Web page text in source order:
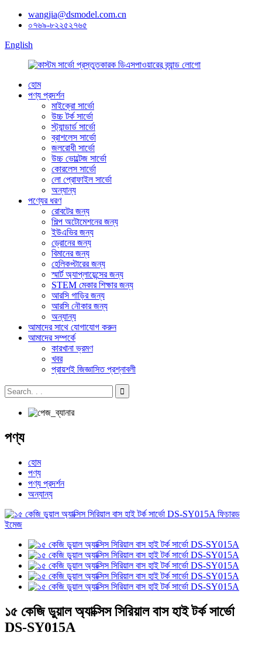
wangjia@dsmodel.com.cn
০৭৬৯-৮২২৫২৭৬৫
English
হোম
পণ্য প্রদর্শন
মাইক্রো সার্ভো
উচ্চ টর্ক সার্ভো
স্ট্যান্ডার্ড সার্ভো
ব্রাশলেস সার্ভো
জলরোধী সার্ভো
উচ্চ ভোল্টেজ সার্ভো
কোরলেস সার্ভো
লো প্রোফাইল সার্ভো
অন্যান্য
পণ্যের ধরণ
রোবটের জন্য
শিল্প অটোমেশনের জন্য
ইউএভির জন্য
ড্রোনের জন্য
বিমানের জন্য
হেলিকপ্টারের জন্য
স্মার্ট অ্যাপ্লায়েন্সের জন্য
STEM মেকার শিক্ষার জন্য
আরসি গাড়ির জন্য
আরসি নৌকার জন্য
অন্যান্য
আমাদের সাথে যোগাযোগ করুন
আমাদের সম্পর্কে
কারখানা ভ্রমণ
খবর
প্রায়শই জিজ্ঞাসিত প্রশ্নাবলী
পণ্য
হোম
পণ্য
পণ্য প্রদর্শন
অন্যান্য
১৫ কেজি ডুয়াল অ্যাক্সিস সিরিয়াল বাস হাই টর্ক সার্ভো
DS-SY015A